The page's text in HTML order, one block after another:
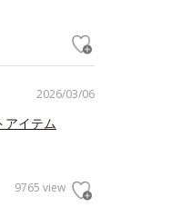
2026/03/06
アイテム
9765 view